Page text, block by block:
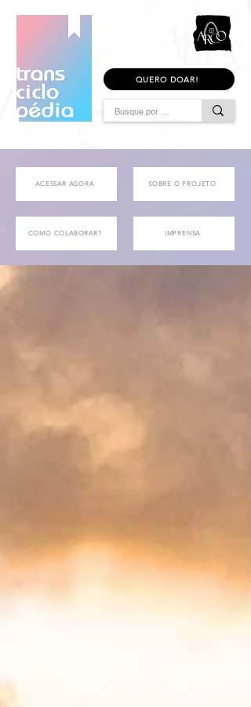
QUERO DOAR!
ACESSAR AGORA SOBRE O PROJETO
COMO COLABORAR? IMPRENSA